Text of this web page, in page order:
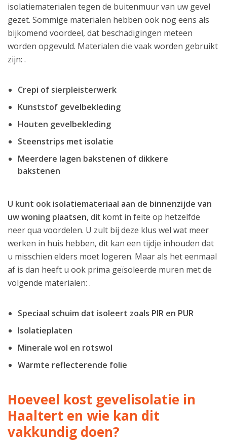
isolatiematerialen tegen de buitenmuur van uw gevel
gezet. Sommige materialen hebben ook nog eens als
bijkomend voordeel, dat beschadigingen meteen
worden opgevuld. Materialen die vaak worden gebruikt
zijn: .
Crepi of sierpleisterwerk
Kunststof gevelbekleding
Houten gevelbekleding
Steenstrips met isolatie
Meerdere lagen bakstenen of dikkere
bakstenen
U kunt ook isolatiemateriaal aan de binnenzijde van
uw woning plaatsen, dit komt in feite op hetzelfde
neer qua voordelen. U zult bij deze klus wel wat meer
werken in huis hebben, dit kan een tijdje inhouden dat
u misschien elders moet logeren. Maar als het eenmaal
af is dan heeft u ook prima geïsoleerde muren met de
volgende materialen: .
Speciaal schuim dat isoleert zoals PIR en PUR
Isolatieplaten
Minerale wol en rotswol
Warmte reflecterende folie
Hoeveel kost gevelisolatie in
Haaltert en wie kan dit
vakkundig doen?